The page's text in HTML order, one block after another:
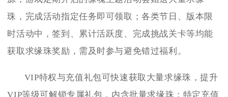
珠，完成活动指定任务即可领取；各类节日、版本限
时活动中，签到、累计活跃度、完成挑战关卡等均能
获取求缘珠奖励，需及时参与避免错过福利。
VIP特权与充值礼包可快速获取大量求缘珠，提升
VIP等级可解锁专属礼包，内含批量求缘珠；特定充值